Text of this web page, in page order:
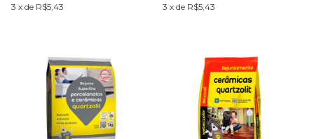
3 x de R$5,43 3 x de R$5,43